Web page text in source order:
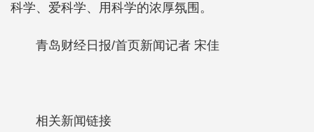
科学、爱科学、用科学的浓厚氛围。
青岛财经日报/首页新闻记者 宋佳
相关新闻链接